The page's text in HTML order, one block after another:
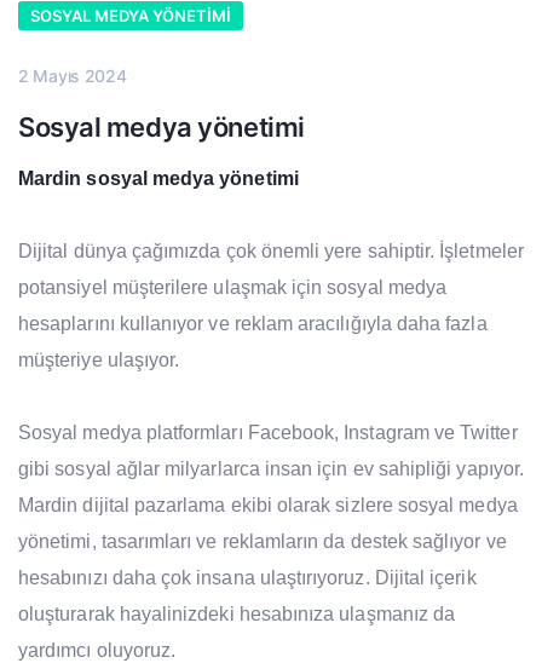
SOSYAL MEDYA YÖNETIMI
2 Mayıs 2024
Sosyal medya yönetimi
Mardin sosyal medya yönetimi
Dijital dünya çağımızda çok önemli yere sahiptir. İşletmeler
potansiyel müşterilere ulaşmak için sosyal medya
hesaplarını kullanıyor ve reklam aracılığıyla daha fazla
müşteriye ulaşıyor.
Sosyal medya platformları Facebook, Instagram ve Twitter
gibi sosyal ağlar milyarlarca insan için ev sahipliği yapıyor.
Mardin dijital pazarlama ekibi olarak sizlere sosyal medya
yönetimi, tasarımları ve reklamların da destek sağlıyor ve
hesabınızı daha çok insana ulaştırıyoruz. Dijital içerik
oluşturarak hayalinizdeki hesabınıza ulaşmanız da
yardımcı oluyoruz.